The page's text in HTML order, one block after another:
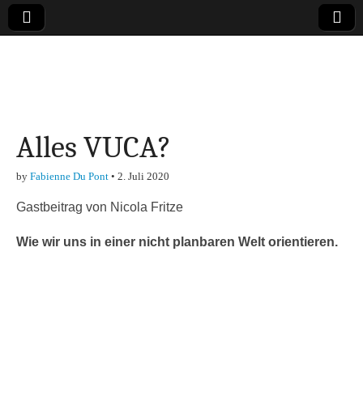
Finanzen,
Marketing-, Vertrieb-
& Investment-Tipps
Alles VUCA?
by Fabienne Du Pont • 2. Juli 2020
Gastbeitrag von Nicola Fritze
Wie wir uns in einer nicht planbaren Welt orientieren.